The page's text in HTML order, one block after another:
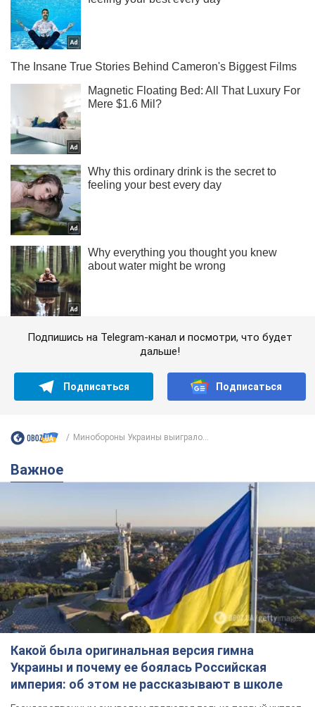
Подпишись на Telegram-канал и посмотри, что будет
дальше!
Подписаться Подписаться
Минобороны Украины выиграло...
Важное
Какой была оригинальная версия гимна
Украины и почему ее боялась Российская
империя: об этом не рассказывают в школе